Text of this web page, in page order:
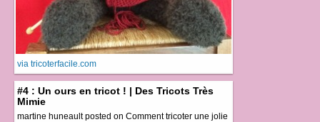
via tricoterfacile.com
#4 : Un ours en tricot ! | Des Tricots Très
Mimie
martine huneault posted on Comment tricoter une jolie